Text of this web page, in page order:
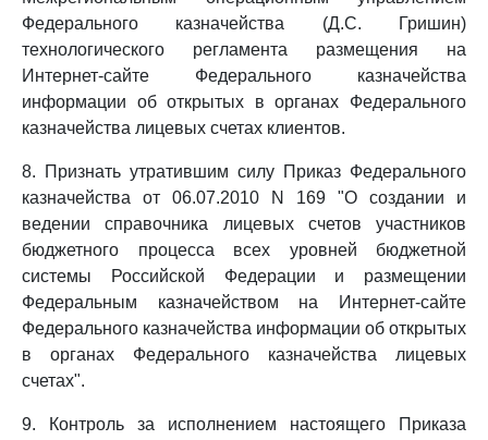
Федерального казначейства (Д.С. Гришин)
технологического регламента размещения на
Интернет-сайте Федерального казначейства
информации об открытых в органах Федерального
казначейства лицевых счетах клиентов.
8. Признать утратившим силу Приказ Федерального
казначейства от 06.07.2010 N 169 "О создании и
ведении справочника лицевых счетов участников
бюджетного процесса всех уровней бюджетной
системы Российской Федерации и размещении
Федеральным казначейством на Интернет-сайте
Федерального казначейства информации об открытых
в органах Федерального казначейства лицевых
счетах".
9. Контроль за исполнением настоящего Приказа